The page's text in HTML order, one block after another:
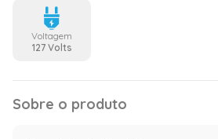
Voltagem
127 Volts
Sobre o produto